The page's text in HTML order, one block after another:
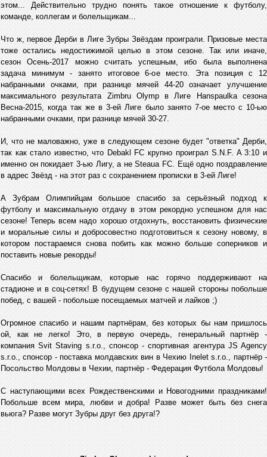
этом... Действительно трудно понять такое отношение к футболу,
команде, коллегам и болельщикам...
Что ж, первое Дерби в Лиге Зубры Звёздам проиграли. Призовые места
тоже остались недостижимой целью в этом сезоне. Так или иначе,
сезон Осень-2017 можно считать успешным, ибо была выполнена
задача минимум - занято итоговое 6-ое место. Эта позиция с 12
набранными очками, при разнице мячей 44-20 означает улучшение
максимального результата Zimbru Olymp в Лиге Hanspaulka сезона
Весна-2015, когда так же в 3-ей Лиге было занято 7-ое место с 10-ью
набранными очками, при разнице мячей 30-27.
И, что не маловажно, уже в следующем сезоне будет "ответка" Дерби,
так как стало известно, что Debakl FC крупно проиграл S.N.F. A 3:10 и
именно он покидает 3-ью Лигу, а не Steaua FC. Ещё одно поздравление
в адрес Звёзд - на этот раз с сохранением прописки в 3-ей Лиге!
А Зубрам Олимпийцам большое спасибо за серьёзный подход к
футболу и максимальную отдачу в этом рекордно успешном для нас
сезоне! Теперь всем надо хорошо отдохнуть, восстановить физические
и моральные силы и добросовестно подготовиться к сезону новому, в
котором постараемся снова побить как можно больше соперников и
поставить новые рекорды!
Спасибо и болельщикам, которые нас горячо поддерживают на
стадионе и в соц-сетях! В будущем сезоне с нашей стороны побольше
побед, с вашей - побольше посещаемых матчей и лайков ;)
Огромное спасибо и нашим партнёрам, без которых бы нам пришлось
ой, как не легко! Это, в первую очередь, генеральный партнёр -
компания Svit Staving s.r.o., спонсор - спортивная агентура JS Agency
s.r.o., спонсор - поставка молдавских вин в Чехию Inelet s.r.o., партнёр -
Посольство Молдовы в Чехии, партнёр - Федерация Футбола Молдовы!
С наступающими всех Рождественскими и Новогодними праздниками!
Побольше всем мира, любви и добра! Разве может быть без снега
вьюга? Разве могут Зубры друг без друга!?